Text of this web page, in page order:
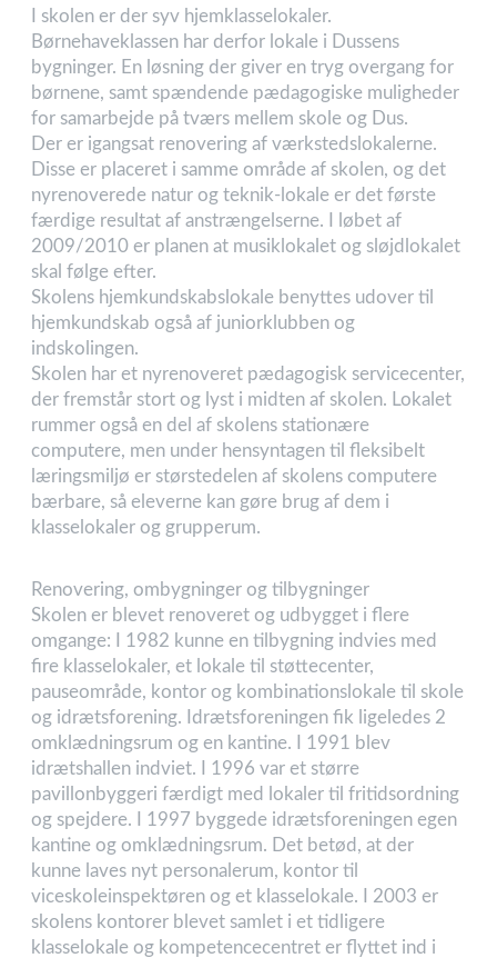
I skolen er der syv hjemklasselokaler.
Børnehaveklassen har derfor lokale i Dussens
bygninger. En løsning der giver en tryg overgang for
børnene, samt spændende pædagogiske muligheder
for samarbejde på tværs mellem skole og Dus.
Der er igangsat renovering af værkstedslokalerne.
Disse er placeret i samme område af skolen, og det
nyrenoverede natur og teknik-lokale er det første
færdige resultat af anstrængelserne. I løbet af
2009/2010 er planen at musiklokalet og sløjdlokalet
skal følge efter.
Skolens hjemkundskabslokale benyttes udover til
hjemkundskab også af juniorklubben og
indskolingen.
Skolen har et nyrenoveret pædagogisk servicecenter,
der fremstår stort og lyst i midten af skolen. Lokalet
rummer også en del af skolens stationære
computere, men under hensyntagen til fleksibelt
læringsmiljø er størstedelen af skolens computere
bærbare, så eleverne kan gøre brug af dem i
klasselokaler og grupperum.
Renovering, ombygninger og tilbygninger
Skolen er blevet renoveret og udbygget i flere
omgange: I 1982 kunne en tilbygning indvies med
fire klasselokaler, et lokale til støttecenter,
pauseområde, kontor og kombinationslokale til skole
og idrætsforening. Idrætsforeningen fik ligeledes 2
omklædningsrum og en kantine. I 1991 blev
idrætshallen indviet. I 1996 var et større
pavillonbyggeri færdigt med lokaler til fritidsordning
og spejdere. I 1997 byggede idrætsforeningen egen
kantine og omklædningsrum. Det betød, at der
kunne laves nyt personalerum, kontor til
viceskoleinspektøren og et klasselokale. I 2003 er
skolens kontorer blevet samlet i et tidligere
klasselokale og kompetencecentret er flyttet ind i